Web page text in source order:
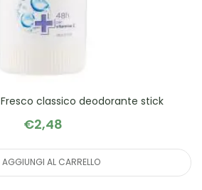
classico deodorante stick
€2,48
AGGIUNGI AL CARRELLO